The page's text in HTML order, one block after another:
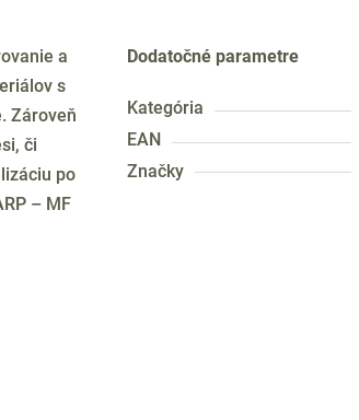
a
s
Zároveň
či
po
– MF
Dodatočné parametre
Kategória
EAN
Značky